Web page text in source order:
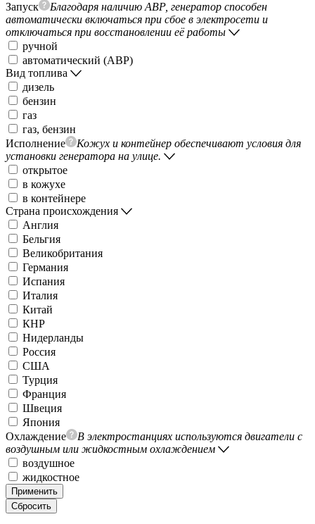
Запуск
Благодаря наличию АВР, генератор способен
автоматически включаться при сбое в электросети и
отключаться при восстановлении её работы
ручной
автоматический (АВР)
Вид топлива
дизель
бензин
газ
газ, бензин
Исполнение
Кожух и контейнер обеспечивают условия для
установки генератора на улице.
открытое
в кожухе
в контейнере
Страна происхождения
Англия
Бельгия
Великобритания
Германия
Испания
Италия
Китай
КНР
Нидерланды
Россия
США
Турция
Франция
Швеция
Япония
Охлаждение
В электростанциях используются двигатели с
воздушным или жидкостным охлаждением
воздушное
жидкостное
Применить
Сбросить